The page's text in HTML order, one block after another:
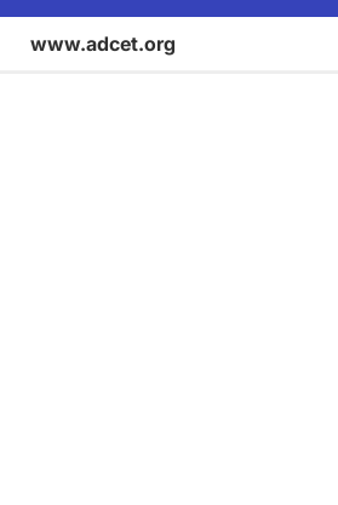
www.adcet.org